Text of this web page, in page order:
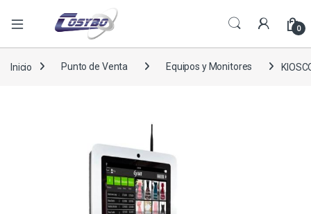
0
Inicio Punto de Venta Equipos y Monitores